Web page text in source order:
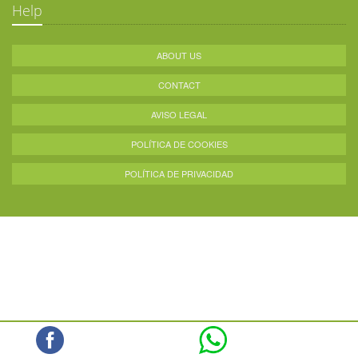
Help
ABOUT US
CONTACT
AVISO LEGAL
POLÍTICA DE COOKIES
POLÍTICA DE PRIVACIDAD